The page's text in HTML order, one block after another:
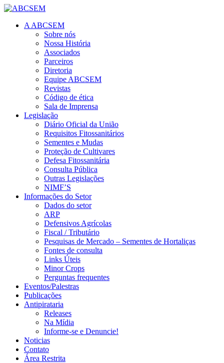
A ABCSEM
Sobre nós
Nossa História
Associados
Parceiros
Diretoria
Equipe ABCSEM
Revistas
Código de ética
Sala de Imprensa
Legislação
Diário Oficial da União
Requisitos Fitossanitários
Sementes e Mudas
Proteção de Cultivares
Defesa Fitossanitária
Consulta Pública
Outras Legislações
NIMF’S
Informações do Setor
Dados do setor
ARP
Defensivos Agrícolas
Fiscal / Tributário
Pesquisas de Mercado – Sementes de Hortaliças
Fontes de consulta
Links Úteis
Minor Crops
Perguntas frequentes
Eventos/Palestras
Publicações
Antipirataria
Releases
Na Mídia
Informe-se e Denuncie!
Noticias
Contato
Área Restrita